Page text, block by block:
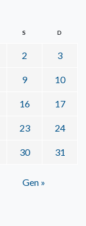
S D
2 3
9 10
16 17
23 24
30 31
Gen »